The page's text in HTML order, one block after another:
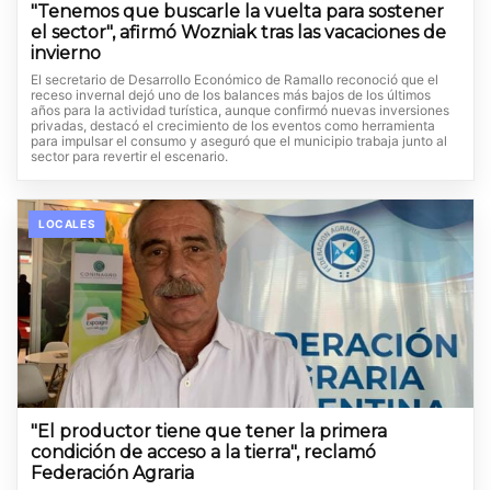
"Tenemos que buscarle la vuelta para sostener
el sector", afirmó Wozniak tras las vacaciones de
invierno
El secretario de Desarrollo Económico de Ramallo reconoció que el
receso invernal dejó uno de los balances más bajos de los últimos
años para la actividad turística, aunque confirmó nuevas inversiones
privadas, destacó el crecimiento de los eventos como herramienta
para impulsar el consumo y aseguró que el municipio trabaja junto al
sector para revertir el escenario.
LOCALES
"El productor tiene que tener la primera
condición de acceso a la tierra", reclamó
Federación Agraria